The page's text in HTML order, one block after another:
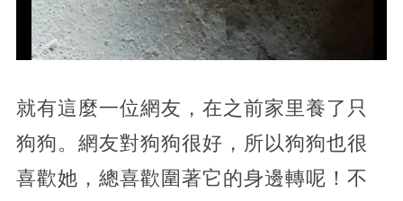
就有這麼一位網友，在之前家里養了只
狗狗。網友對狗狗很好，所以狗狗也很
喜歡她，總喜歡圍著它的身邊轉呢！不